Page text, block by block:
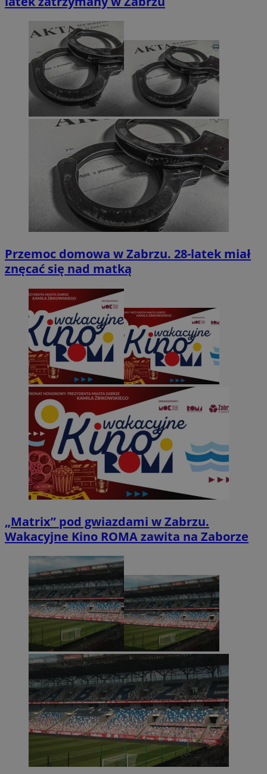
Przemoc domowa w Zabrzu. 28-latek miał
znęcać się nad matką
„Matrix” pod gwiazdami w Zabrzu.
Wakacyjne Kino ROMA zawita na Zaborze